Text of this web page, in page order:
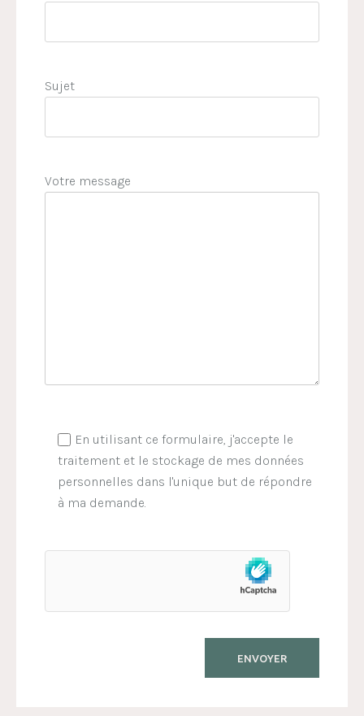
Sujet
Votre message
En utilisant ce formulaire, j'accepte le
traitement et le stockage de mes données
personnelles dans l'unique but de répondre
à ma demande.